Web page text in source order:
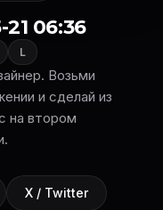
06:36
L
Возьми
и сделай из
на втором
X / Twitter